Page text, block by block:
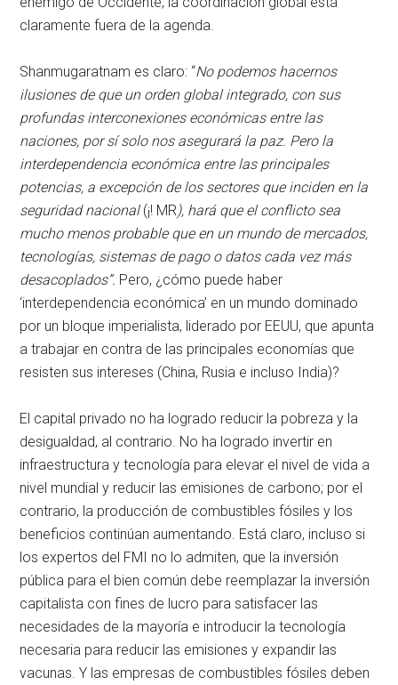
claramente fuera de la agenda.
Shanmugaratnam es claro: “No podemos hacernos
ilusiones de que un orden global integrado, con sus
profundas interconexiones económicas entre las
naciones, por sí solo nos asegurará la paz. Pero la
interdependencia económica entre las principales
potencias, a excepción de los sectores que inciden en la
seguridad nacional(¡! MR), hará que el conflicto sea
mucho menos probable que en un mundo de mercados,
tecnologías, sistemas de pago o datos cada vez más
desacoplados”. Pero, ¿cómo puede haber
‘interdependencia económica’ en un mundo dominado
por un bloque imperialista, liderado por EEUU, que apunta
a trabajar en contra de las principales economías que
resisten sus intereses (China, Rusia e incluso India)?
El capital privado no ha logrado reducir la pobreza y la
desigualdad, al contrario. No ha logrado invertir en
infraestructura y tecnología para elevar el nivel de vida a
nivel mundial y reducir las emisiones de carbono; por el
contrario, la producción de combustibles fósiles y los
beneficios continúan aumentando. Está claro, incluso si
los expertos del FMI no lo admiten, que la inversión
pública para el bien común debe reemplazar la inversión
capitalista con fines de lucro para satisfacer las
necesidades de la mayoría e introducir la tecnología
necesaria para reducir las emisiones y expandir las
vacunas. Y las empresas de combustibles fósiles deben